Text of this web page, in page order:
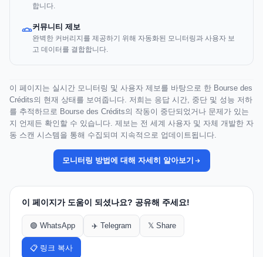
합니다.
커뮤니티 제보
완벽한 커버리지를 제공하기 위해 자동화된 모니터링과 사용자 보
고 데이터를 결합합니다.
이 페이지는 실시간 모니터링 및 사용자 제보를 바탕으로 한 Bourse des
Crédits의 현재 상태를 보여줍니다. 저희는 응답 시간, 중단 및 성능 저하
를 추적하므로 Bourse des Crédits의 작동이 중단되었거나 문제가 있는
지 언제든 확인할 수 있습니다. 제보는 전 세계 사용자 및 자체 개발한 자
동 스캔 시스템을 통해 수집되며 지속적으로 업데이트됩니다.
모니터링 방법에 대해 자세히 알아보기
이 페이지가 도움이 되셨나요? 공유해 주세요!
🟢 WhatsApp ✈️ Telegram 𝕏 Share
📋 링크 복사